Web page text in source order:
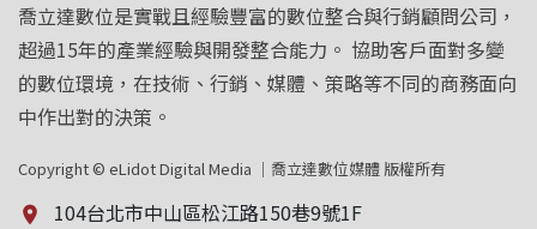
喬立達數位是實戰且經驗豐富的數位整合與行銷顧問公司，
超過15年的產業經驗與開發整合能力。 協助客戶面對多變
的數位環境，在技術、行銷、媒體、策略等不同的商務面向
中作出對的決策。
Copyright © eLidot Digital Media ｜喬立達數位媒體 版權所有
place 104台北市中山區松江路150巷9號1F